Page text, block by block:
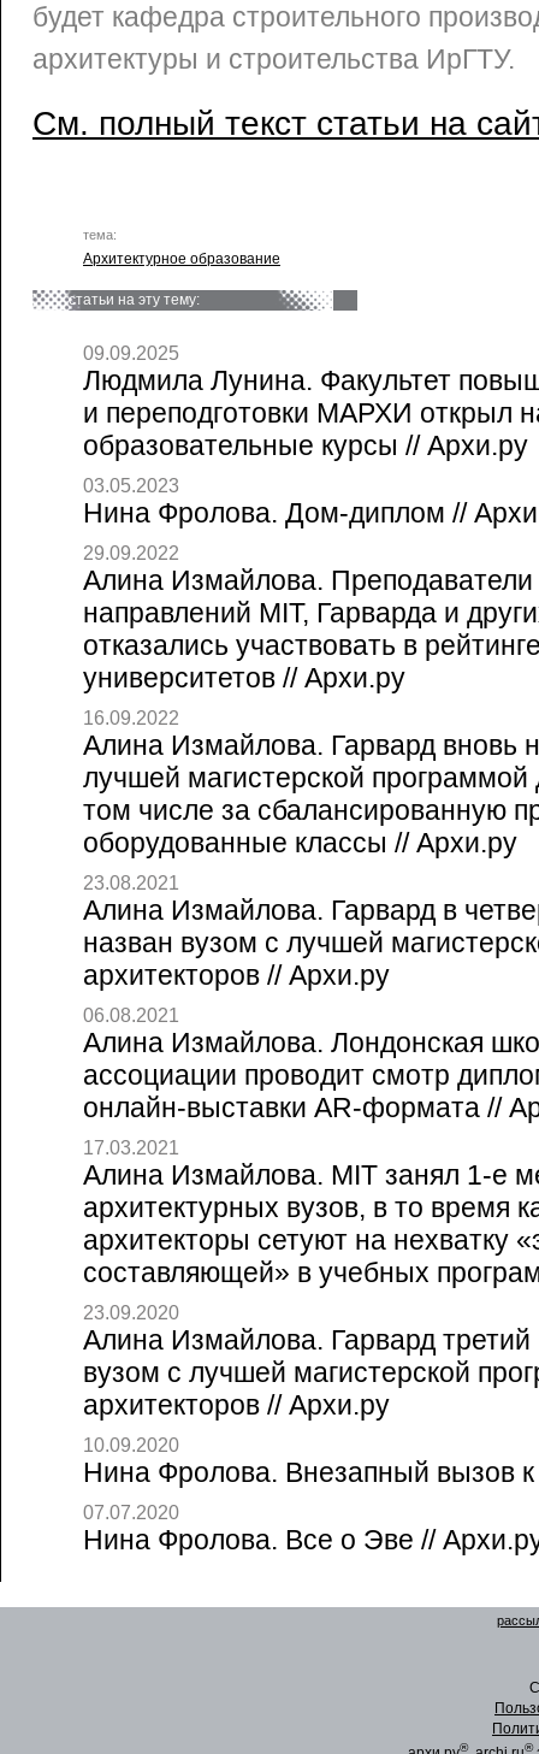
будет кафедра строительного
архитектуры и строительства ИрГТУ.
См. полный текст статьи на
тема:
Архитектурное образование
статьи на эту тему:
09.09.2025
Людмила Лунина. Факультет
и переподготовки МАРХИ открыл
образовательные курсы // Архи.ру
03.05.2023
Нина Фролова. Дом-диплом //
29.09.2022
Алина Измайлова. Преподаватели
направлений MIT, Гарварда и
отказались участвовать в
университетов // Архи.ру
16.09.2022
Алина Измайлова. Гарвард вновь
лучшей магистерской программой
том числе за сбалансированную
оборудованные классы // Архи.ру
23.08.2021
Алина Измайлова. Гарвард в
назван вузом с лучшей
архитекторов // Архи.ру
06.08.2021
Алина Измайлова. Лондонская
ассоциации проводит смотр
онлайн-выставки AR-формата //
17.03.2021
Алина Измайлова. MIT занял 1-е
архитектурных вузов, в то время
архитекторы сетуют на нехватку
составляющей» в учебных
23.09.2020
Алина Измайлова. Гарвард третий
вузом с лучшей магистерской
архитекторов // Архи.ру
10.09.2020
Нина Фролова. Внезапный вызов к
07.07.2020
Нина Фролова. Все о Эве //
® ®